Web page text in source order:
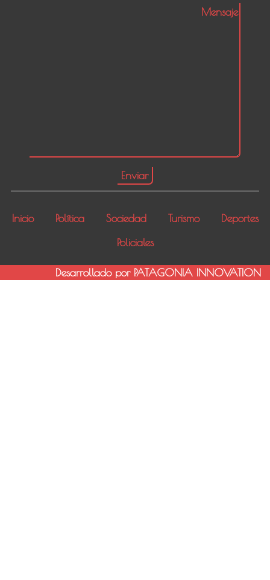
Inicio Política Sociedad Turismo
Deportes
Policiales
Desarrollado por PATAGONIA INNOVATION